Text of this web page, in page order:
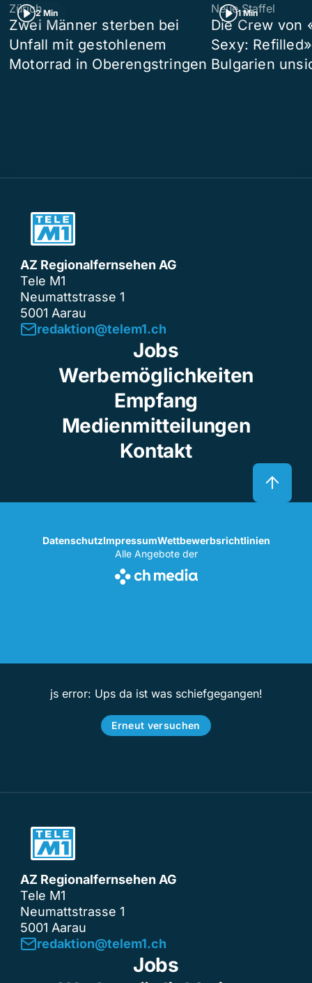
2 Min
Zürich
Zwei Männer sterben bei
Unfall mit gestohlenem
Motorrad in Oberengstringen
1 Min
Neue Staffel
Die Crew von
Sexy:
Bulgarien
AZ Regionalfernsehen AG
Tele M1
Neumattstrasse 1
5001 Aarau
redaktion@telem1.ch
Jobs
Werbemöglichkeiten
Empfang
Medienmitteilungen
Kontakt
DatenschutzImpressumWettbewerbsrichtlinien
Alle Angebote der
js error: Ups da ist was schiefgegangen!
Erneut versuchen
AZ Regionalfernsehen AG
Tele M1
Neumattstrasse 1
5001 Aarau
redaktion@telem1.ch
Jobs